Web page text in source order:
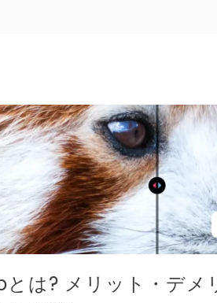
は? メリット・デメ